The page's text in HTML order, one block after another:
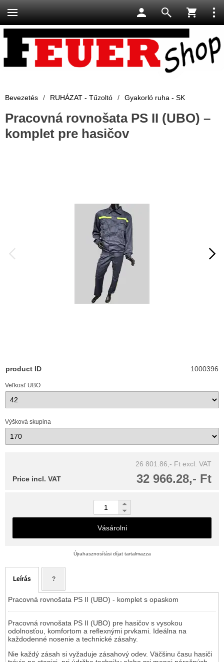
Bevezetés / RUHÁZAT - Tűzoltó / Gyakorló ruha - SK
Pracovná rovnošata PS II (UBO) –
komplet pre hasičov
product ID 1000396
Veľkosť UBO
Výšková skupina
26 801.86,- Ft excl. VAT
32 966.28,- Ft
Price incl. VAT
Vásárolni
Újrahasznosítási díjat tartalmazza
Leírás ?
Pracovná rovnošata PS II (UBO) - komplet s opaskom
Pracovná rovnošata PS II (UBO) pre hasičov s vysokou
odolnosťou, komfortom a reflexnými prvkami. Ideálna na
každodenné nosenie a technické zásahy.
Nie každý zásah si vyžaduje zásahový odev. Väčšinu času hasiči